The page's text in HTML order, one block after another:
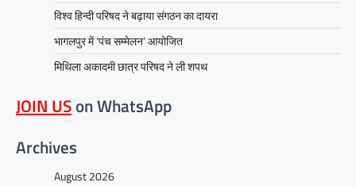
विश्व हिन्दी परिषद ने बढ़ाया संगठन का दायरा
भागलपुर में ‘पंच सम्मेलन’ आयोजित
मिथिला अकादमी छात्र परिषद ने ली शपथ
JOIN USon WhatsApp
Archives
August 2026